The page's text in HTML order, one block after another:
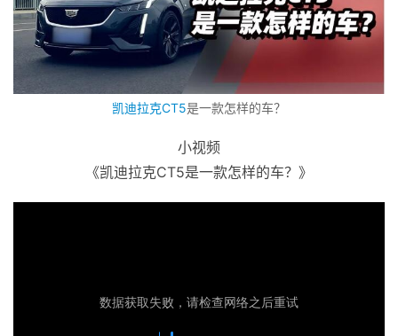
凯迪拉克CT5是一款怎样的车？
小视频
《凯迪拉克CT5是一款怎样的车？》